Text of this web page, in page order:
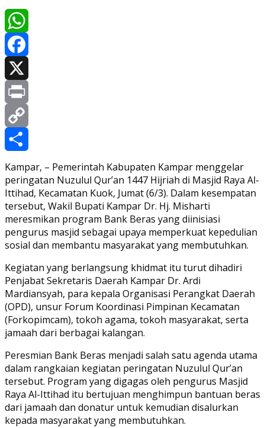
WhatsApp
Facebook
X
Print
Copy
Link
Share
Kampar, – Pemerintah Kabupaten Kampar menggelar
peringatan Nuzulul Qur’an 1447 Hijriah di Masjid Raya Al-
Ittihad, Kecamatan Kuok, Jumat (6/3). Dalam kesempatan
tersebut, Wakil Bupati Kampar Dr. Hj. Misharti
meresmikan program Bank Beras yang diinisiasi
pengurus masjid sebagai upaya memperkuat kepedulian
sosial dan membantu masyarakat yang membutuhkan.
Kegiatan yang berlangsung khidmat itu turut dihadiri
Penjabat Sekretaris Daerah Kampar Dr. Ardi
Mardiansyah, para kepala Organisasi Perangkat Daerah
(OPD), unsur Forum Koordinasi Pimpinan Kecamatan
(Forkopimcam), tokoh agama, tokoh masyarakat, serta
jamaah dari berbagai kalangan.
Peresmian Bank Beras menjadi salah satu agenda utama
dalam rangkaian kegiatan peringatan Nuzulul Qur’an
tersebut. Program yang digagas oleh pengurus Masjid
Raya Al-Ittihad itu bertujuan menghimpun bantuan beras
dari jamaah dan donatur untuk kemudian disalurkan
kepada masyarakat yang membutuhkan.